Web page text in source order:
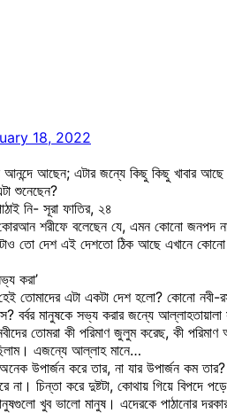
18, 2022
আছেন; এটার জন্যে কিছু কিছু খাবার
শুনেছেন?
নি- সূরা ফাতির, ২৪
শরীফে বলেছেন যে, এমন কোনো জনপদ নাই,
তো দেশ এই দেশতো ঠিক আছে এখানে
করা’
তোমাদের এটা একটা দেশ হলো? কোনো নবী-
মানুষকে সভ্য করার জন্যে আল্লাহতায়ালা
তোমরা কী পরিমাণ জুলুম করেছ, কী
এজন্যে আল্লাহ মানে…
উপার্জন করে তার, না যার উপার্জন কম তার?
চিন্তা করে দুষ্টটা, কোথায় গিয়ে বিপদে
খুব ভালো মানুষ। এদেরকে পাঠানোর